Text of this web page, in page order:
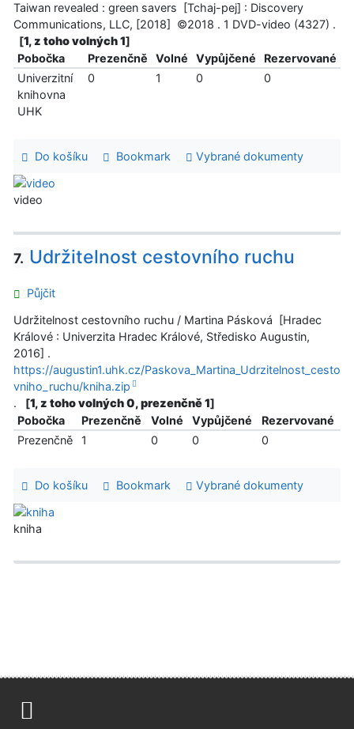
Taiwan revealed : green savers [Tchaj-pej] : Discovery
Communications, LLC, [2018] ©2018 . 1 DVD-video (4327) .
[1, z toho volných 1]
Pobočka
Prezenčně Volné Vypůjčené
Rezervované
Univerzitní
knihovna
UHK
0 1 0 0
Do košíku Bookmark Vybrané dokumenty
video
7. Udržitelnost cestovního ruchu
Půjčit
Udržitelnost cestovního ruchu / Martina Pásková [Hradec
Králové : Univerzita Hradec Králové, Středisko Augustin,
2016] .
https://augustin1.uhk.cz/Paskova_Martina_Udrzitelnost_cesto
vniho_ruchu/kniha.zip
.
[1, z toho volných 0, prezenčně 1]
Pobočka
Prezenčně Volné Vypůjčené
Rezervované
Prezenčně
1 0 0 0
Do košíku Bookmark Vybrané dokumenty
kniha